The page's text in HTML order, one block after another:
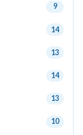
9
14
13
14
13
10